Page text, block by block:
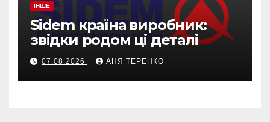
ІНШЕ
Sidem країна виробник:
звідки родом ці деталі
07.08.2026 АНЯ ТЕРЕНКО